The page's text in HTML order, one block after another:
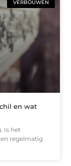
VERBOUWEN
en wat
Is het
regelmatig